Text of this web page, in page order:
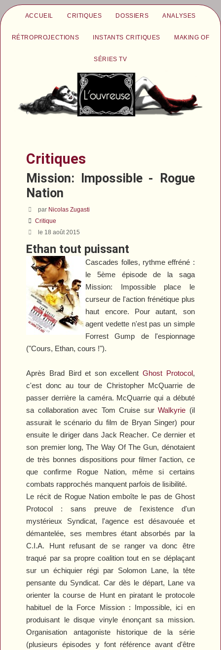
ACCUEIL CRITIQUES DOSSIERS ANALYSES
RÉTROPROJECTIONS INSTANTS CRITIQUES MAKING OF
SÉRIES TV
Critiques
Mission: Impossible - Rogue
Nation
par Nicolas Zugasti
Critique
le 18 août 2015
Ethan tout puissant
Cascades folles, rythme effréné :
le 5ème épisode de la saga
Mission: Impossibleplace le
curseur de l'action frénétique plus
haut encore. Pour autant, son
agent vedette n'est pas un simple
Forrest Gump de l'espionnage
("Cours, Ethan, cours !").
Après Brad Bird et son excellentGhost Protocol,
c'est donc au tour de Christopher McQuarrie de
passer derrière la caméra. McQuarrie qui a débuté
sa collaboration avec Tom Cruise surWalkyrie (il
assurait le scénario du film de Bryan Singer) pour
ensuite le diriger dans Jack Reacher. Ce dernier et
son premier long,The Way Of The Gun, dénotaient
de très bonnes dispositions pour filmer l'action, ce
que confirme Rogue Nation, même si certains
combats rapprochés manquent parfois de lisibilité.
Le récit de Rogue Nationemboîte le pas de Ghost
Protocol : sans preuve de l'existence d'un
mystérieux Syndicat, l'agence est désavouée et
démantelée, ses membres étant absorbés par la
C.I.A. Hunt refusant de se ranger va donc être
traqué par sa propre coalition tout en se déplaçant
sur un échiquier régi par Solomon Lane, la tête
pensante du Syndicat. Car dès le départ, Lane va
orienter la course de Hunt en piratant le protocole
habituel de la Force Mission : Impossible, ici en
produisant le disque vinyle énonçant sa mission.
Organisation antagoniste historique de la série
(plusieurs épisodes y font référence avant d'être